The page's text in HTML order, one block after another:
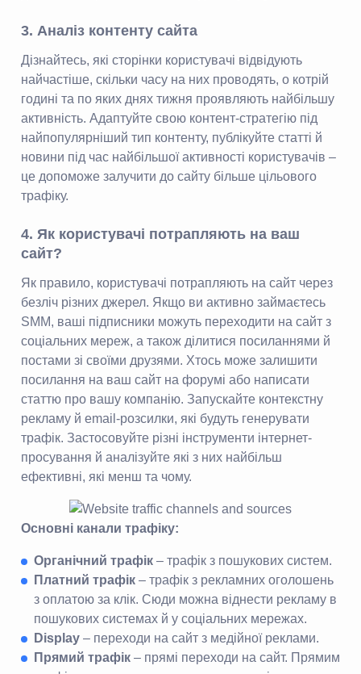
3. Аналіз контенту сайта
Дізнайтесь, які сторінки користувачі відвідують
найчастіше, скільки часу на них проводять, о котрій
годині та по яких днях тижня проявляють найбільшу
активність. Адаптуйте свою контент-стратегію під
найпопулярніший тип контенту, публікуйте статті й
новини під час найбільшої активності користувачів –
це допоможе залучити до сайту більше цільового
трафіку.
4. Як користувачі потрапляють на ваш
сайт?
Як правило, користувачі потрапляють на сайт через
безліч різних джерел. Якщо ви активно займаєтесь
SMM, ваші підписники можуть переходити на сайт з
соціальних мереж, а також ділитися посиланнями й
постами зі своїми друзями. Хтось може залишити
посилання на ваш сайт на форумі або написати
статтю про вашу компанію. Запускайте контекстну
рекламу й email-розсилки, які будуть генерувати
трафік. Застосовуйте різні інструменти інтернет-
просування й аналізуйте які з них найбільш
ефективні, які менш та чому.
Основні канали трафіку:
Органічний трафік – трафік з пошукових систем.
Платний трафік – трафік з рекламних оголошень
з оплатою за клік. Сюди можна віднести рекламу в
пошукових системах й у соціальних мережах.
Display – переходи на сайт з медійної реклами.
Прямий трафік – прямі переходи на сайт. Прямим